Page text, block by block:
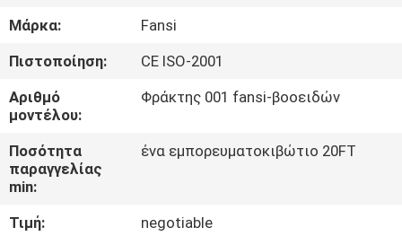
ΓΎΡΟΣ
ΕΡΓΟΣΤΑΣΊΩΝ
ΠΟΙΟΤΙΚΌΣ
ΈΛΕΓΧΟΣ
Μάρκα:
Fansi
Πιστοποίηση:
CE ISO-2001
Αριθμό
μοντέλου:
Φράκτης 001 fansi-βοοειδών
Ποσότητα
παραγγελίας
min:
ένα εμπορευματοκιβώτιο 20FT
Τιμή:
negotiable